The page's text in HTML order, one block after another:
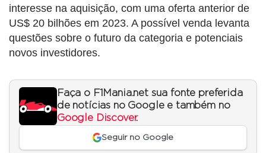
interesse na aquisição, com uma oferta anterior de
US$ 20 bilhões em 2023. A possível venda levanta
questões sobre o futuro da categoria e potenciais
novos investidores.
Faça o F1Mania.net sua fonte preferida
de notícias no Google e também no
Google Discover.
Seguir no Google